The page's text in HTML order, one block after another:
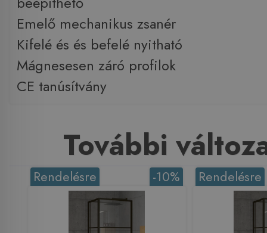
Emelő mechanikus zsanér
Kifelé és és befelé nyitható
Mágnesesen záró profilok
CE tanúsítvány
További
-10%
Rendelésre Rendelésre